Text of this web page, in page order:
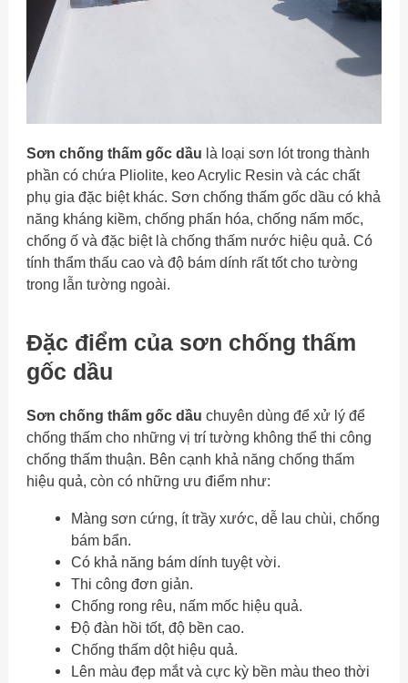
Sơn chống thấm gốc dầu là loại sơn lót trong thành
phần có chứa Pliolite, keo Acrylic Resin và các chất
phụ gia đặc biệt khác. Sơn chống thấm gốc dầu có khả
năng kháng kiềm, chống phấn hóa, chống nấm mốc,
chống ố và đặc biệt là chống thấm nước hiệu quả. Có
tính thẩm thấu cao và độ bám dính rất tốt cho tường
trong lẫn tường ngoài.
Đặc điểm của sơn chống thấm
gốc dầu
Sơn chống thấm gốc dầu chuyên dùng để xử lý để
chống thấm cho những vị trí tường không thể thi công
chống thấm thuận. Bên cạnh khả năng chống thấm
hiệu quả, còn có những ưu điểm như:
Màng sơn cứng, ít trầy xước, dễ lau chùi, chống
bám bẩn.
Có khả năng bám dính tuyệt vời.
Thi công đơn giản.
Chống rong rêu, nấm mốc hiệu quả.
Độ đàn hồi tốt, độ bền cao.
Chống thấm dột hiệu quả.
Lên màu đẹp mắt và cực kỳ bền màu theo thời